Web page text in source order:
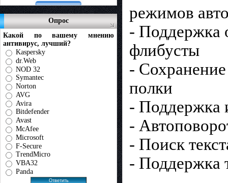
Опрос
Какой по вашему мнению
антивирус, лучший?
Kaspersky
dr.Web
NOD 32
Symantec
Norton
AVG
Avira
Bitdefender
Avast
McAfee
Microsoft
F-Secure
TrendMicro
VBA32
Panda
режимов
- Поддержка
флибусты
-
полки
- Поддержка
-
- Поиск
- Поддержка